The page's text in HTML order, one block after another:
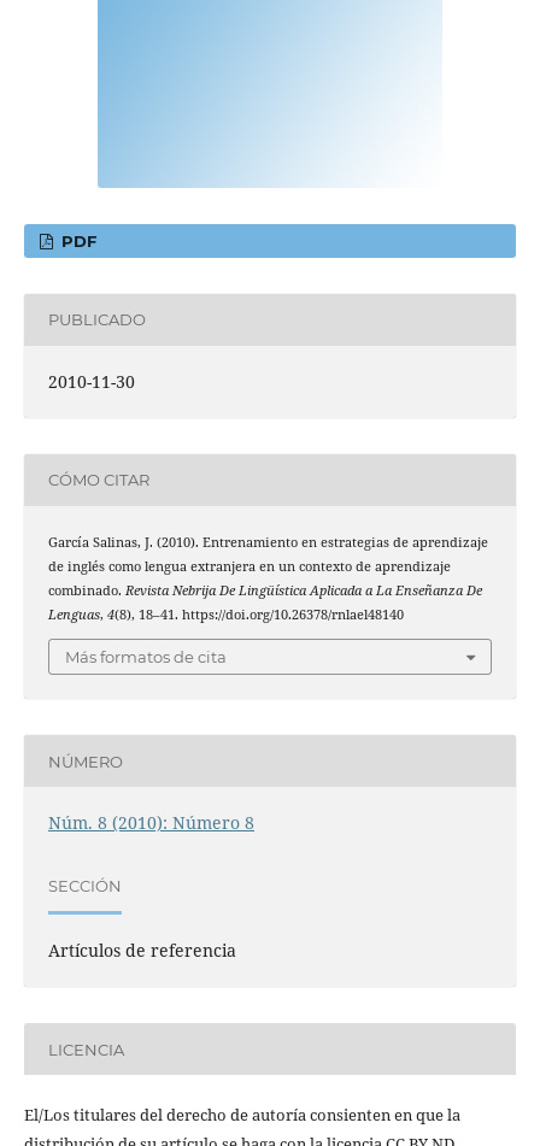
PDF
PUBLICADO
2010-11-30
CÓMO CITAR
García Salinas, J. (2010). Entrenamiento en estrategias de aprendizaje
de inglés como lengua extranjera en un contexto de aprendizaje
combinado. Revista Nebrija De Lingüística Aplicada a La Enseñanza De
Lenguas, 4(8), 18–41. https://doi.org/10.26378/rnlael48140
Más formatos de cita
NÚMERO
Núm. 8 (2010): Número 8
SECCIÓN
Artículos de referencia
LICENCIA
El/Los titulares del derecho de autoría consienten en que la